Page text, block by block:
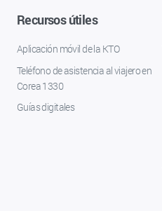
Recursos útiles
Aplicación móvil de la KTO
Teléfono de asistencia al viajero en
Corea 1330
Guías digitales